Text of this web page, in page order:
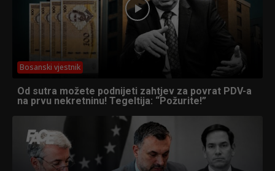
Bosanski vjestnik
Od sutra možete podnijeti zahtjev za povrat PDV-a
na prvu nekretninu! Tegeltija: “Požurite!”